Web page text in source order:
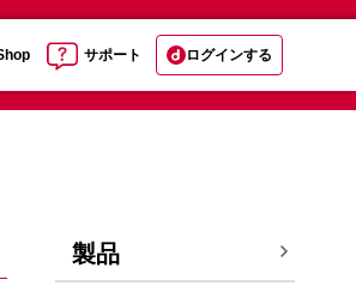
サポート ログインする
製品